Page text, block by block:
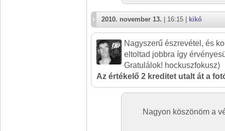
2010. november 13. | 16:15 | kikó
Nagyszerű észrevétel, és
eltoltad jobbra így
Gratulálok! hockuszfokusz)
Az értékelő 2 kreditet utalt át a
Nagyon köszönöm a